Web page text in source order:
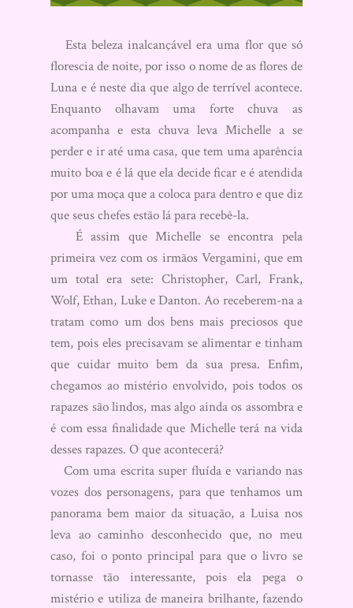
Esta beleza inalcançável era uma flor que só
florescia de noite, por isso o nome de as flores de
Luna e é neste dia que algo de terrível acontece.
Enquanto olhavam uma forte chuva as
acompanha e esta chuva leva Michelle a se
perder e ir até uma casa, que tem uma aparência
muito boa e é lá que ela decide ficar e é atendida
por uma moça que a coloca para dentro e que diz
que seus chefes estão lá para recebê-la.
É assim que Michelle se encontra pela
primeira vez com os irmãos Vergamini, que em
um total era sete: Christopher, Carl, Frank,
Wolf, Ethan, Luke e Danton. Ao receberem-na a
tratam como um dos bens mais preciosos que
tem, pois eles precisavam se alimentar e tinham
que cuidar muito bem da sua presa. Enfim,
chegamos ao mistério envolvido, pois todos os
rapazes são lindos, mas algo ainda os assombra e
é com essa finalidade que Michelle terá na vida
desses rapazes. O que acontecerá?
Com uma escrita super fluída e variando nas
vozes dos personagens, para que tenhamos um
panorama bem maior da situação, a Luisa nos
leva ao caminho desconhecido que, no meu
caso, foi o ponto principal para que o livro se
tornasse tão interessante, pois ela pega o
mistério e utiliza de maneira brilhante, fazendo